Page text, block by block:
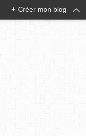
+ Créer mon blog